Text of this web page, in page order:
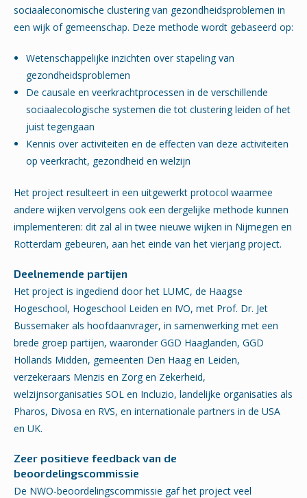
sociaaleconomische clustering van gezondheidsproblemen in
een wijk of gemeenschap. Deze methode wordt gebaseerd op:
Wetenschappelijke inzichten over stapeling van
gezondheidsproblemen
De causale en veerkrachtprocessen in de verschillende
sociaalecologische systemen die tot clustering leiden of het
juist tegengaan
Kennis over activiteiten en de effecten van deze activiteiten
op veerkracht, gezondheid en welzijn
Het project resulteert in een uitgewerkt protocol waarmee
andere wijken vervolgens ook een dergelijke methode kunnen
implementeren: dit zal al in twee nieuwe wijken in Nijmegen en
Rotterdam gebeuren, aan het einde van het vierjarig project.
Deelnemende partijen
Het project is ingediend door het LUMC, de Haagse
Hogeschool, Hogeschool Leiden en IVO, met Prof. Dr. Jet
Bussemaker als hoofdaanvrager, in samenwerking met een
brede groep partijen, waaronder GGD Haaglanden, GGD
Hollands Midden, gemeenten Den Haag en Leiden,
verzekeraars Menzis en Zorg en Zekerheid,
welzijnsorganisaties SOL en Incluzio, landelijke organisaties als
Pharos, Divosa en RVS, en internationale partners in de USA
en UK.
Zeer positieve feedback van de
beoordelingscommissie
De NWO-beoordelingscommissie gaf het project veel